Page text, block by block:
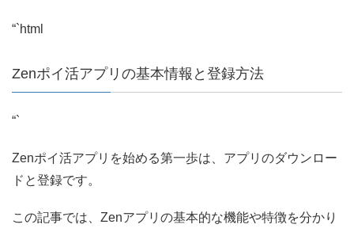
“`html
Zenポイ活アプリの基本情報と登録方法
“`
Zenポイ活アプリを始める第一歩は、アプリのダウンロー
ドと登録です。
この記事では、Zenアプリの基本的な機能や特徴を分かり